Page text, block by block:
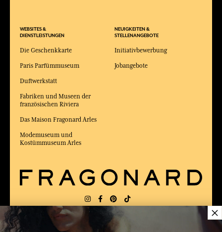
WEBSITES &
DIENSTLEISTUNGEN
Die Geschenkkarte
Paris Parfümmuseum
Duftwerkstatt
Fabriken und Museen der
französischen Riviera
Das Maison Fragonard Arles
Modemuseum und
Kostümmuseum Arles
NEUIGKEITEN &
STELLENANGEBOTE
Initiativbewerbung
Jobangebote
LIEFERUNG: FR
×